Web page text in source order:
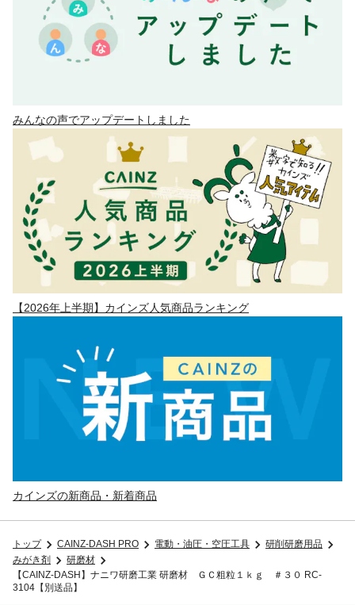
みんなの声でアップデートしました
【2026年上半期】カインズ人気商品ランキング
カインズの新商品・新着商品
トップ CAINZ-DASH PRO 電動・油圧・空圧工具
研削研磨用品
みがき剤
研磨材
【CAINZ-DASH】ナニワ研磨工業 研磨材 ＧＣ粗粒１ｋｇ ＃３０ RC-
3104【別送品】